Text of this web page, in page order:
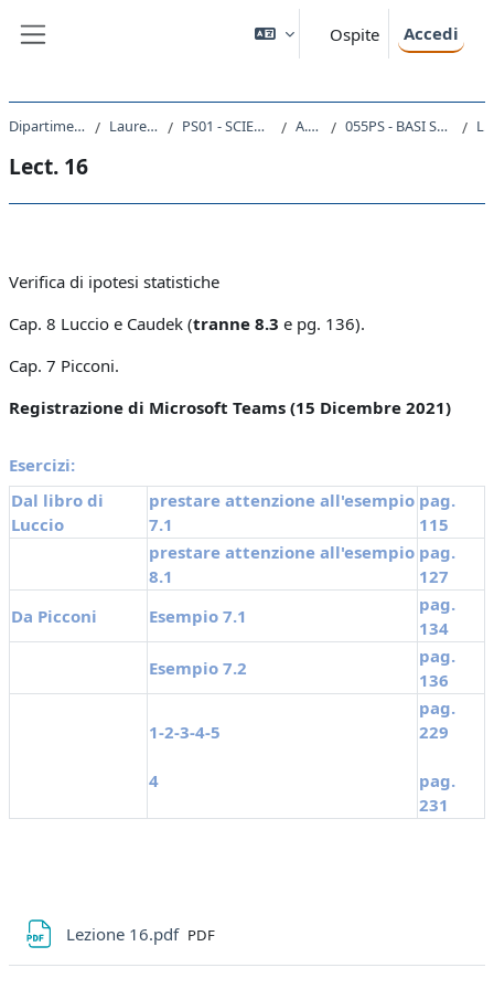
Ospite Accedi
Dipartimento di Scienze della Vita Laurea triennale (DM270) PS01 - SCIENZE E TECNICHE PSICOLOGICHE A.A. 2021 - 2022 055PS - BASI STATISTICHE PER LA PSICOLOGIA 2021
Lect. 16
Verifica di ipotesi statistiche
Cap. 8 Luccio e Caudek (tranne 8.3 e pg. 136).
Cap. 7 Picconi.
Registrazione di Microsoft Teams (15 Dicembre 2021)
Esercizi:
Dal libro di
Luccio
prestare attenzione all'esempio
7.1
pag.
115
prestare attenzione all'esempio
8.1
pag.
127
Da Picconi Esempio 7.1
pag.
134
Esempio 7.2
pag.
136
1-2-3-4-5
4
pag.
229
pag.
231
Lezione 16.pdf File
PDF